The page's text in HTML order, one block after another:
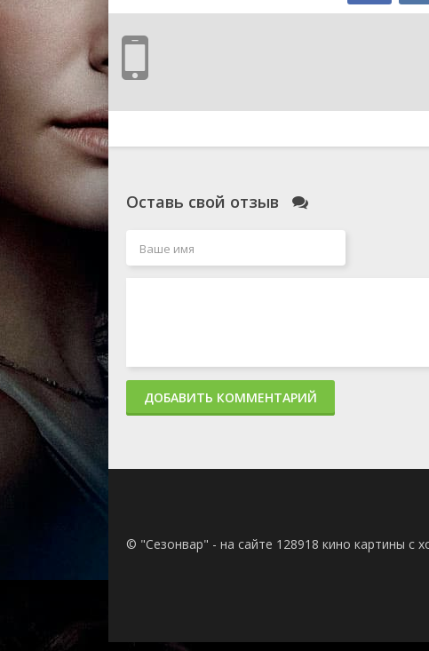
Оставь свой отзыв
ДОБАВИТЬ КОММЕНТАРИЙ
© "Сезонвар" - на сайте 128918 кино картины с